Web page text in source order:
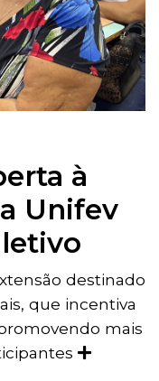
à
Unifev
destinado
que incentiva
mais